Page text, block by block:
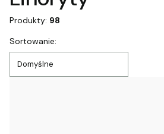
Produkty: 98
Lista produktów
Sortowanie:
Domyślne